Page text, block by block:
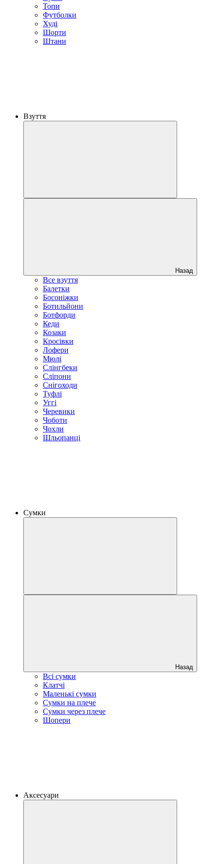
Топи
Футболки
Худі
Шорти
Штани
Взуття
Назад
Все взуття
Балетки
Босоніжки
Ботильйони
Ботфорди
Кеди
Козаки
Кросівки
Лофери
Мюлі
Слінгбеки
Сліпони
Снігоходи
Туфлі
Уггі
Черевики
Чоботи
Чохли
Шльопанці
Сумки
Назад
Всі сумки
Клатчі
Маленькі сумки
Сумки на плече
Сумки через плече
Шопери
Аксесуари